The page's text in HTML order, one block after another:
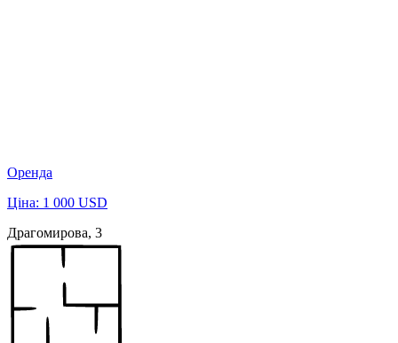
Оренда
Ціна: 1 000 USD
Драгомирова, 3